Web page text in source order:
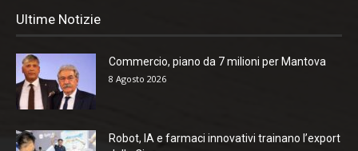
Ultime Notizie
Commercio, piano da 7 milioni per Mantova
8 Agosto 2026
Robot, IA e farmaci innovativi trainano l’export